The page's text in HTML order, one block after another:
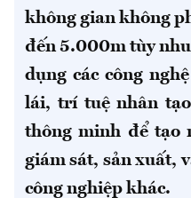
không gian không
đến 5.000m tùy
dụng các công
lái, trí tuệ nhân
thông minh để tạo
giám sát, sản xuất,
công nghiệp khác.